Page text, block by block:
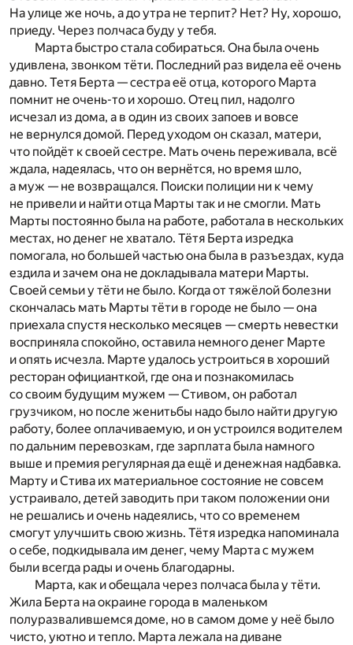
На улице же ночь, а до утра не терпит? Нет? Ну, хорошо,
приеду. Через полчаса буду у тебя.
Марта быстро стала собираться. Она была очень
удивлена, звонком тёти. Последний раз видела её очень
давно. Тетя Берта — сестра её отца, которого Марта
помнит не очень-то и хорошо. Отец пил, надолго
исчезал из дома, а в один из своих запоев и вовсе
не вернулся домой. Перед уходом он сказал, матери,
что пойдёт к своей сестре. Мать очень переживала, всё
ждала, надеялась, что он вернётся, но время шло,
а муж — не возвращался. Поиски полиции ни к чему
не привели и найти отца Марты так и не смогли. Мать
Марты постоянно была на работе, работала в нескольких
местах, но денег не хватало. Тётя Берта изредка
помогала, но большей частью она была в разъездах, куда
ездила и зачем она не докладывала матери Марты.
Своей семьи у тёти не было. Когда от тяжёлой болезни
скончалась мать Марты тёти в городе не было — она
приехала спустя несколько месяцев — смерть невестки
восприняла спокойно, оставила немного денег Марте
и опять исчезла. Марте удалось устроиться в хороший
ресторан официанткой, где она и познакомилась
со своим будущим мужем — Стивом, он работал
грузчиком, но после женитьбы надо было найти другую
работу, более оплачиваемую, и он устроился водителем
по дальним перевозкам, где зарплата была намного
выше и премия регулярная да ещё и денежная надбавка.
Марту и Стива их материальное состояние не совсем
устраивало, детей заводить при таком положении они
не решались и очень надеялись, что со временем
смогут улучшить свою жизнь. Тётя изредка напоминала
о себе, подкидывала им денег, чему Марта с мужем
были всегда рады и очень благодарны.
Марта, как и обещала через полчаса была у тёти.
Жила Берта на окраине города в маленьком
полуразвалившемся доме, но в самом доме у неё было
чисто, уютно и тепло. Марта лежала на диване